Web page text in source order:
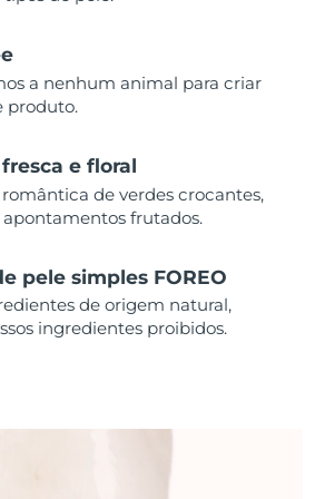
a nenhum animal para criar
produto.
e floral
de verdes crocantes,
apontamentos frutados.
pele simples FOREO
de origem natural,
ingredientes proibidos.
Entrega prevista8/9/26
Entrega prevista8/17/26
Entrega prevista